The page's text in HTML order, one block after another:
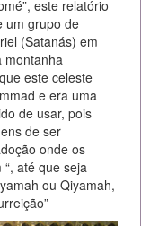
este relatório
um grupo de
(Satanás) em
montanha
este celeste
e era uma
de usar, pois
de ser
onde os
até que seja
ou Qiyamah,